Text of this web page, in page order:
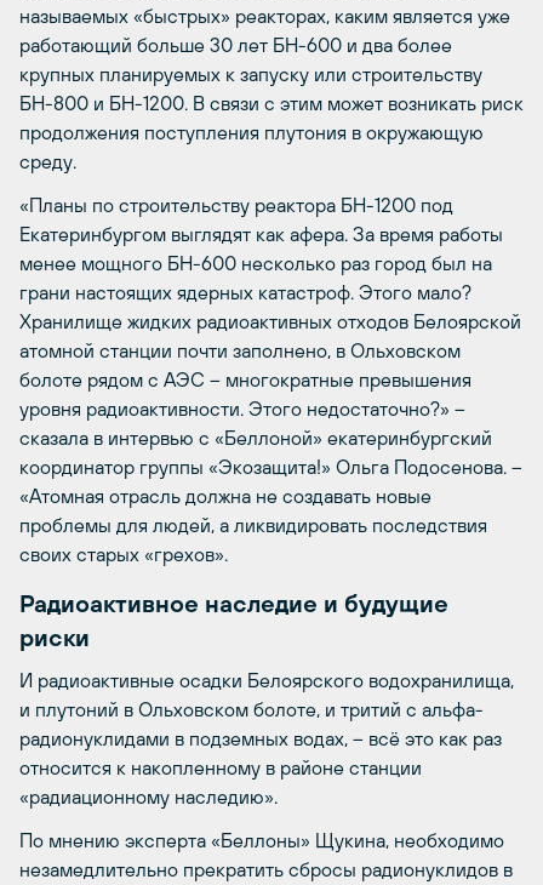
называемых «быстрых» реакторах, каким является уже
работающий больше 30 лет БН-600 и два более
крупных планируемых к запуску или строительству
БН-800 и БН-1200. В связи с этим может возникать риск
продолжения поступления плутония в окружающую
среду.
«Планы по строительству реактора БН-1200 под
Екатеринбургом выглядят как афера. За время работы
менее мощного БН-600 несколько раз город был на
грани настоящих ядерных катастроф. Этого мало?
Хранилище жидких радиоактивных отходов Белоярской
атомной станции почти заполнено, в Ольховском
болоте рядом с АЭС – многократные превышения
уровня радиоактивности. Этого недостаточно?» –
сказала в интервью с «Беллоной» екатеринбургский
координатор группы «Экозащита!» Ольга Подосенова. –
«Атомная отрасль должна не создавать новые
проблемы для людей, а ликвидировать последствия
своих старых «грехов».
Радиоактивное наследие и будущие
риски
И радиоактивные осадки Белоярского водохранилища,
и плутоний в Ольховском болоте, и тритий с альфа-
радионуклидами в подземных водах, – всё это как раз
относится к накопленному в районе станции
«радиационному наследию».
По мнению эксперта «Беллоны» Щукина, необходимо
незамедлительно прекратить сбросы радионуклидов в